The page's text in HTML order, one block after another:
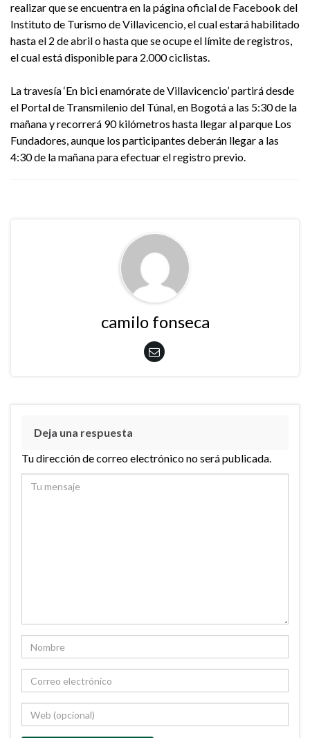
realizar que se encuentra en la página oficial de Facebook del
Instituto de Turismo de Villavicencio, el cual estará habilitado
hasta el 2 de abril o hasta que se ocupe el límite de registros,
el cual está disponible para 2.000 ciclistas.
La travesía ‘En bici enamórate de Villavicencio’ partirá desde
el Portal de Transmilenio del Túnal, en Bogotá a las 5:30 de la
mañana y recorrerá 90 kilómetros hasta llegar al parque Los
Fundadores, aunque los participantes deberán llegar a las
4:30 de la mañana para efectuar el registro previo.
camilo fonseca
Deja una respuesta
Tu dirección de correo electrónico no será publicada.